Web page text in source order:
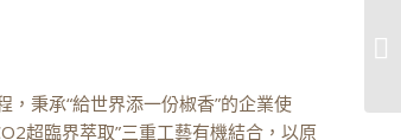
秉承“給世界添一份椒香”的企業使
超臨界萃取”三重工藝有機結合，以原